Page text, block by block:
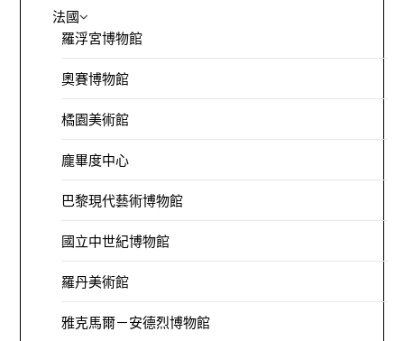
法國
羅浮宮博物館
奧賽博物館
橘園美術館
龐畢度中心
巴黎現代藝術博物館
國立中世紀博物館
羅丹美術館
雅克馬爾－安德烈博物館